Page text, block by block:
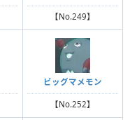
【No.249】
ビッグマメモン
【No.252】